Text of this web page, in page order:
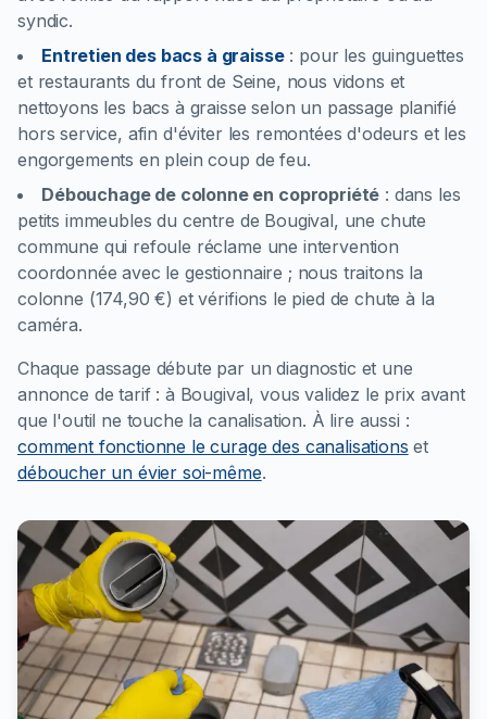
syndic.
Entretien des bacs à graisse: pour les guinguettes
et restaurants du front de Seine, nous vidons et
nettoyons les bacs à graisse selon un passage planifié
hors service, afin d'éviter les remontées d'odeurs et les
engorgements en plein coup de feu.
Débouchage de colonne en copropriété : dans les
petits immeubles du centre de Bougival, une chute
commune qui refoule réclame une intervention
coordonnée avec le gestionnaire ; nous traitons la
colonne (174,90 €) et vérifions le pied de chute à la
caméra.
Chaque passage débute par un diagnostic et une
annonce de tarif : à Bougival, vous validez le prix avant
que l'outil ne touche la canalisation. À lire aussi :
comment fonctionne le curage des canalisations et
déboucher un évier soi-même.